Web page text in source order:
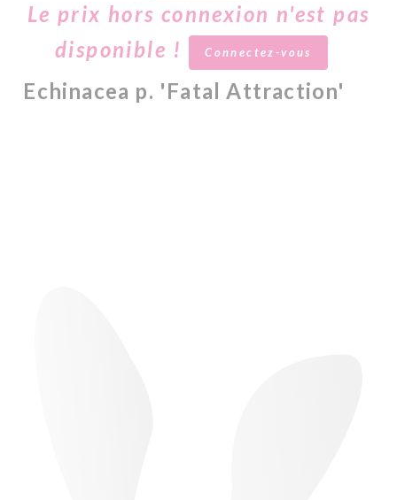
Le prix hors connexion n'est pas
disponible !
Connectez-vous
Echinacea p. 'Fatal Attraction'